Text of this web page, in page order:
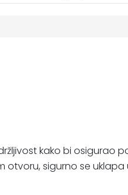
kako bi
sigurno se